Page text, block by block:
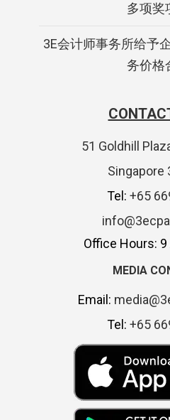
多项奖
3E会计师事务所给予
务价格
51 Goldhill
Singapore
Tel: +65
Office Hours: 9
MEDIA
Email:
Tel: +65